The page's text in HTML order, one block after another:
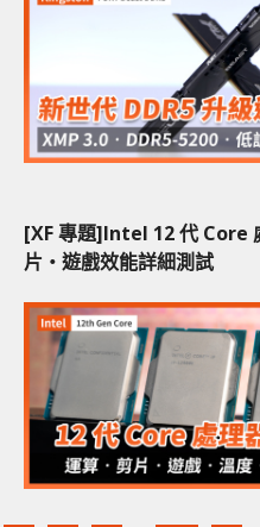
[XF 專題]Intel 12 代 Core
片‧遊戲效能詳細測試